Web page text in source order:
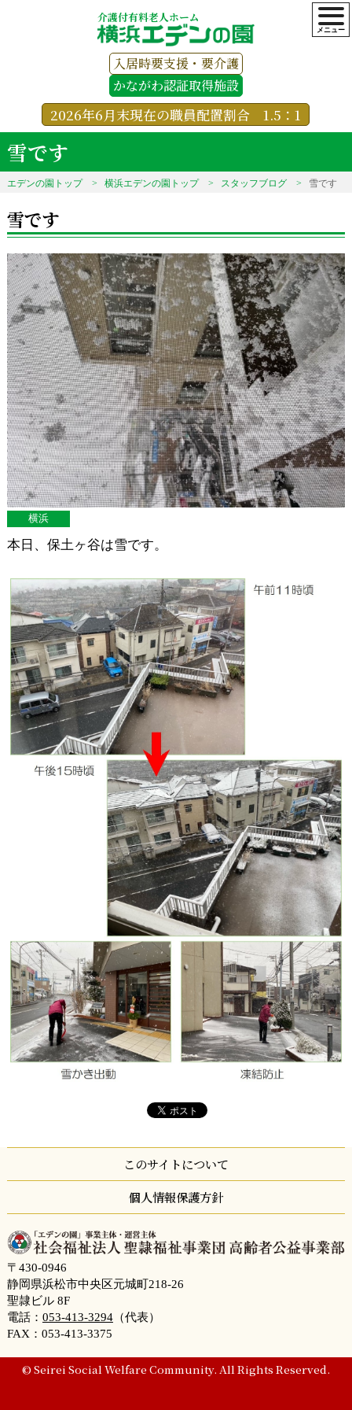
介護付有料老人ホーム
入居時要支援・要介護
かながわ認証取得施設
2026年6月末現在の職員配置割合 1.5：1
雪です
エデンの園トップ 横浜エデンの園トップ スタッフブログ 雪です
雪です
横浜
本日、保土ヶ谷は雪です。
このサイトについて
個人情報保護方針
〒430-0946
静岡県浜松市中央区元城町218-26
聖隷ビル 8F
電話： 053-413-3294（代表）
FAX：053-413-3375
© Seirei Social Welfare Community. All Rights Reserved.